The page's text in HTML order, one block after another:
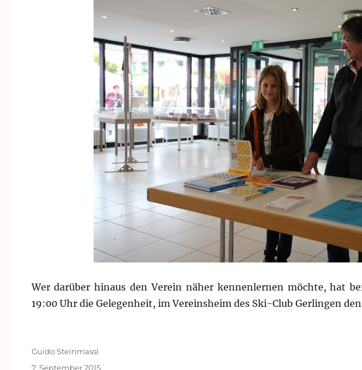
Wer darüber hinaus den Verein näher kennenlernen möchte, hat
19:00 Uhr die Gelegenheit, im Vereinsheim des Ski-Club Gerlingen
Autor
Guido Steinmassl
Veröffentlicht
7. September 2015